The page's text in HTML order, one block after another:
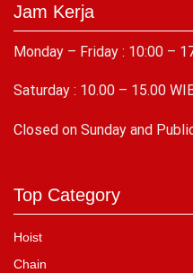
Jam Kerja
Monday – Friday : 10:00 –
Saturday : 10.00 – 15.00
Closed on Sunday and
Top Category
Hoist
Chain